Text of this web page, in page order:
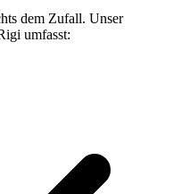
dem Zufall. Unser
umfasst: